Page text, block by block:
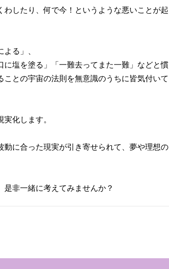
したり、何で今！というような悪いことが起
る」、
塩を塗る」「一難去ってまた一難」などと慣
との宇宙の法則を無意識のうちに皆気付いて
化します。
に合った現実が引き寄せられて、夢や理想の
非一緒に考えてみませんか？